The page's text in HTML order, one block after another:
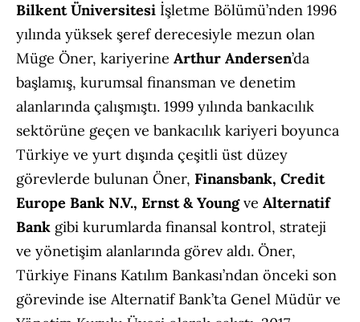
Bilkent Üniversitesi İşletme Bölümü’nden 1996
yılında yüksek şeref derecesiyle mezun olan
Müge Öner, kariyerine Arthur Andersen’da
başlamış, kurumsal finansman ve denetim
alanlarında çalışmıştı. 1999 yılında bankacılık
sektörüne geçen ve bankacılık kariyeri boyunca
Türkiye ve yurt dışında çeşitli üst düzey
görevlerde bulunan Öner, Finansbank, Credit
Europe Bank N.V., Ernst & Youngve Alternatif
Bank gibi kurumlarda finansal kontrol, strateji
ve yönetişim alanlarında görev aldı. Öner,
Türkiye Finans Katılım Bankası’ndan önceki son
görevinde ise Alternatif Bank’ta Genel Müdür ve